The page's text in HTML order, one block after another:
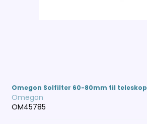
Omegon Solfilter 60-80mm til teleskop
Omegon
OM45785